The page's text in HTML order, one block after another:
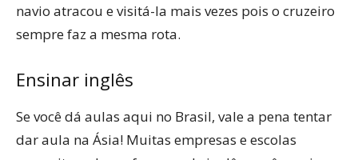
navio atracou e visitá-la mais vezes pois o cruzeiro
sempre faz a mesma rota.
Ensinar inglês
Se você dá aulas aqui no Brasil, vale a pena tentar
dar aula na Ásia! Muitas empresas e escolas